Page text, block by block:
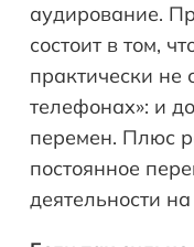
аудирование.
состоит в том,
практически не
телефонах»: и
перемен. Плюс
постоянное
деятельности